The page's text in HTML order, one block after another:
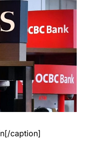
caption]